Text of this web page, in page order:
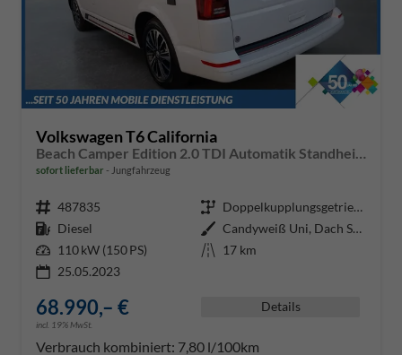
Volkswagen T6 California
Beach Camper Edition 2.0 TDI Automatik Standheizung Climatronic LED-Scheinwerfer Rückfahrkamera 5 Jahre Garantie
sofort lieferbar Jungfahrzeug
Fahrzeugnr. 487835 Getriebe
Doppelkupplungsgetriebe (DSG)
Kraftstoff Diesel Außenfarbe
Candyweiß Uni, Dach Schwarz
Leistung 110 kW (150 PS) Kilometerstand 17 km
25.05.2023
68.990,– €
incl. 19% MwSt.
Details
Verbrauch kombiniert: 7,80 l/100km